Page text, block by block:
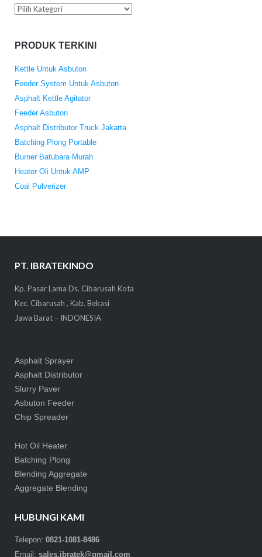
Kategori
PRODUK TERKINI
Kettle Untuk Asbuton
Feeder System Untuk Asbuton
Asphalt Kettle Agitator
Feeder Asbuton
Asphalt Distributor Truck Jakarta
Batching Plong Portable
Burner Batubara Murah
Heater Oli Untuk AMP
Coal Pulverizer
PT. IBRATEKINDO
Kp. Pasar Lama Ds. Cibarusah Kota
Kec. Cibarusah , Kab. Bekasi
Jawa Barat – INDONESIA
Asphalt Sprayer
Asphalt Distributor
Slurry Paver
Asbuton Feeder
Chip Spreader
Hot Oil Heater
Batching Plong
Blending Aggregate
Aggregate Blending
HUBUNGI KAMI
Telepon: 0821-1081-8486
Email: sales.ibratek@gmail.com